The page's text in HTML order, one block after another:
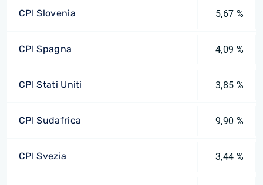
CPI Slovenia 5,67 %
CPI Spagna 4,09 %
CPI Stati Uniti 3,85 %
CPI Sudafrica 9,90 %
CPI Svezia 3,44 %